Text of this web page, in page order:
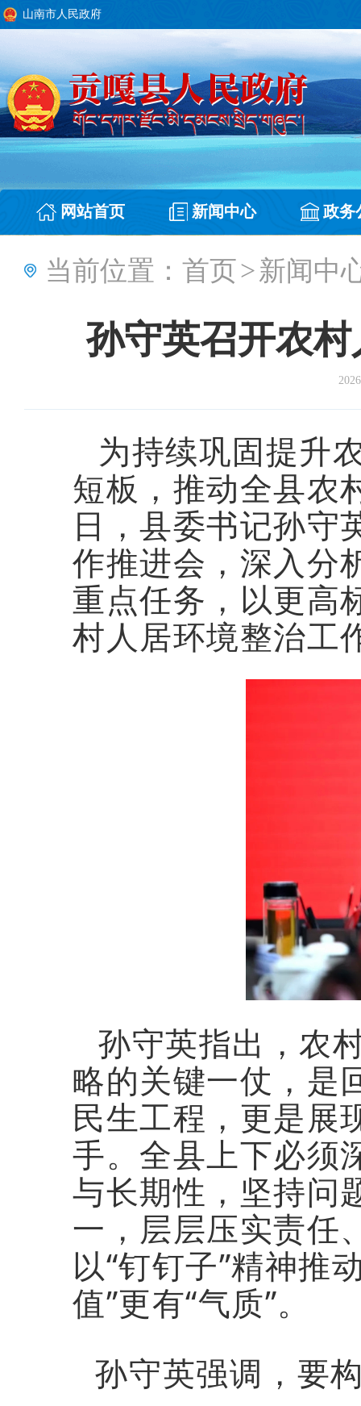
山南市人民政府
网站首页 新闻中心 政务
当前位置： 首页>新闻中
孙守英召开农
为持续巩固提升
短板，推动全县农
日，县委书记孙守
作推进会，深入分
重点任务，以更高
村人居环境整治工
孙守英指出，农
略的关键一仗，是
民生工程，更是展
手。全县上下必须
与长期性，坚持问
一，层层压实责任
以“钉钉子”精神推
值”更有“气质”。
孙守英强调，要